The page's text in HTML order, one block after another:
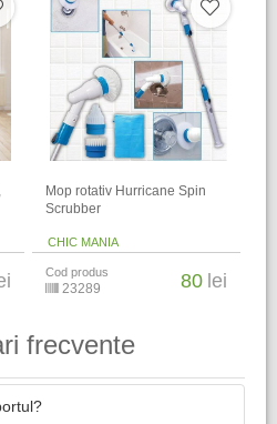
Mop rotativ Hurricane Spin
Scrubber
CHIC MANIA
Cod produs
23289 80 lei
frecvente